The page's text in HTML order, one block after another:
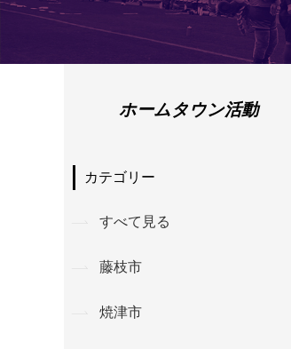
ホームタウン活動
カテゴリー
すべて見る
藤枝市
焼津市